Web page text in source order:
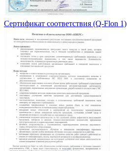
Сертификат соответствия (Q-Flon 1)